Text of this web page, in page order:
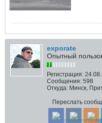
exporate
Опытный
Регистрация:
Сообщения: 598
Откуда: Минск,
Переслать